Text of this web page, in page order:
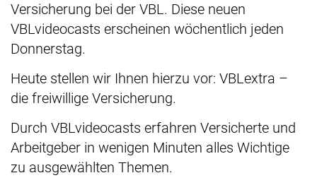
Versicherung bei der VBL. Diese neuen
VBLvideocasts erscheinen wöchentlich jeden
Donnerstag.
Heute stellen wir Ihnen hierzu vor: VBLextra –
die freiwillige Versicherung.
Durch VBLvideocasts erfahren Versicherte und
Arbeitgeber in wenigen Minuten alles Wichtige
zu ausgewählten Themen.